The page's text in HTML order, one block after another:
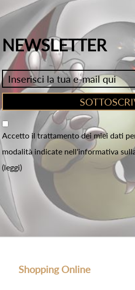
NEWSLETTER
Accetto il trattamento dei miei dati
modalità indicate nell'informativa
(leggi)
Shopping Online